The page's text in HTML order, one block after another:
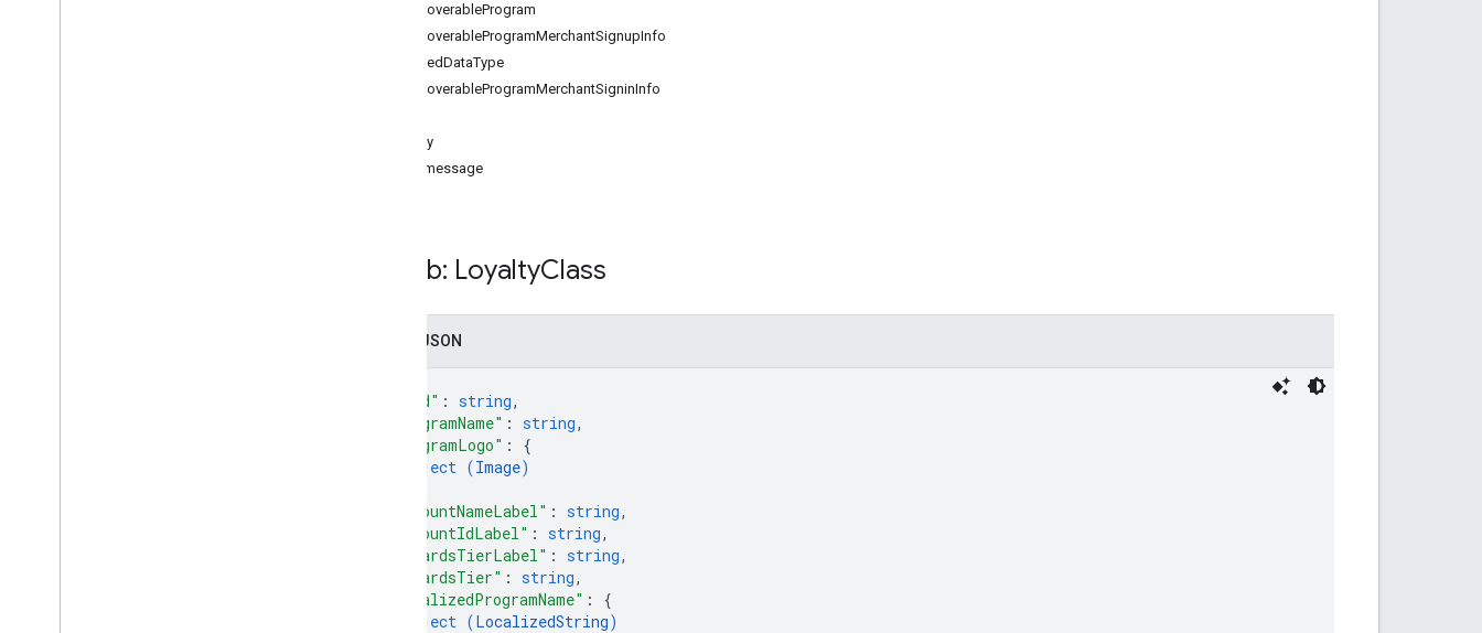
DiscoverableProgram
DiscoverableProgramMerchantSignupInfo
SharedDataType
DiscoverableProgramMerchantSigninInfo
Metody
addmessage
Zasób: LoyaltyClass
Zapis JSON
"kind" : string,
"programName" : string,
"programLogo" : {
object (Image)
"accountNameLabel" : string,
"accountIdLabel" : string,
"rewardsTierLabel" : string,
"rewardsTier" : string,
"localizedProgramName" : {
object (LocalizedString)